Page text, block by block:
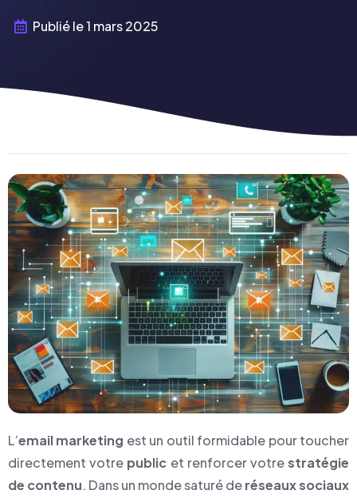
Publié le1 mars 2025
L’email marketing est un outil formidable pour toucher
directement votre public et renforcer votrestratégie
de contenu. Dans un monde saturé deréseaux sociaux